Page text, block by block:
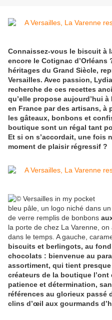
Connaissez-vous le biscuit à
encore le Cotignac d’Orléans
héritages du Grand Siècle,
Versailles. Avec passion,
recherche de ces recettes
qu’elle propose aujourd’hui
en France par des artisans, à
les gâteaux, bonbons et
boutique sont un régal tant
Et si on s’accordait, une fois
moment de plaisir régressif ?
bleu pâle, un logo niché dans
de verre remplis de bonbons
la porte de chez La Varenne, on
dans le temps. A gauche,
biscuits et berlingots, au
chocolats : bienvenue au
assortiment, qui tient
créateurs de la boutique
patience et détermination,
références au glorieux passé
clins d’œil aux gourmands